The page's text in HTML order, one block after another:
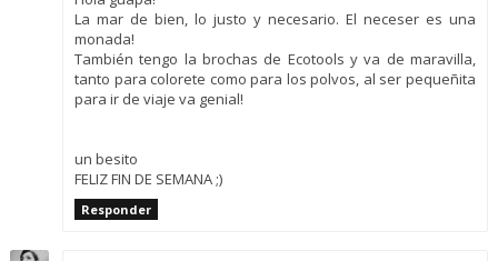
La mar de bien, lo justo y necesario. El neceser es una
monada!
También tengo la brochas de Ecotools y va de maravilla,
tanto para colorete como para los polvos, al ser pequeñita
para ir de viaje va genial!
un besito
FELIZ FIN DE SEMANA ;)
Responder